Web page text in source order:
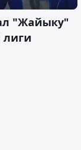
"Жайыку"
лиги